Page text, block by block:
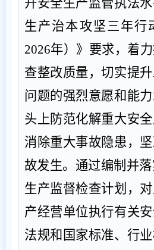
生产治本攻坚三年行
2026年）》要求，着力
查整改质量，切实提
问题的强烈意愿和能
头上防范化解重大安
消除重大事故隐患，
故发生。通过编制并落
生产监督检查计划 ，
产经营单位执行有关安
法规和国家标准、行